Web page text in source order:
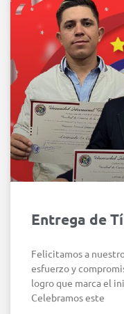
Entrega de
Felicitamos a
esfuerzo y
logro que marca el
Celebramos este